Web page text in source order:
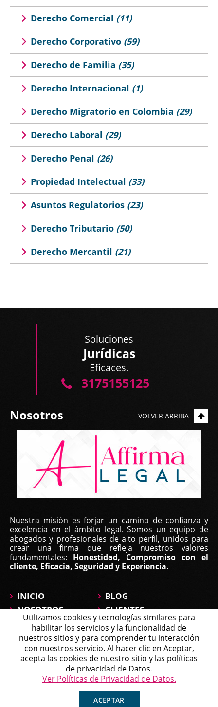
Derecho Comercial (11)
Derecho Corporativo (59)
Derecho de Familia (35)
Derecho Internacional (1)
Derecho Migratorio en Colombia (29)
Derecho Laboral (29)
Derecho Penal (26)
Propiedad Intelectual (33)
Asuntos Regulatorios (23)
Derecho Tributario (50)
Derecho Mercantil (21)
Soluciones
Jurídicas
Eficaces.
3175155125
Nosotros
Nuestra misión es forjar un camino de confianza y
excelencia en el ámbito legal. Somos un equipo de
abogados y profesionales de alto perfil, unidos para
crear una firma que refleja nuestros valores
fundamentales: Honestidad, Compromiso con el
cliente, Eficacia, Seguridad y Experiencia.
VOLVER ARRIBA
INICIO
NOSOTROS
ÁREAS DE
PRÁCTICA
PREGUNTAS
BLOG
CLIENTES
CONTÁCTANOS
MAPA DEL SITIO
Política de Tratamiento de Datos
Copyright © 2026 Affirma Legal • Todos los derechos
reservados.
Michell
Agente en Línea
Chatea ahora
Utilizamos cookies y tecnologías similares para
habilitar los servicios y la funcionalidad de
nuestros sitios y para comprender tu interacción
con nuestros servicio. Al hacer clic en Aceptar,
acepta las cookies de nuestro sitio y las políticas
de privacidad de Datos.
Ver Políticas de Privacidad de Datos.
ACEPTAR